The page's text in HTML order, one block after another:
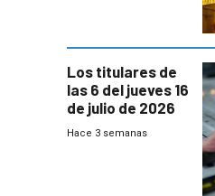
Los titulares de
las 6 del jueves 16
de julio de 2026
Hace 3 semanas